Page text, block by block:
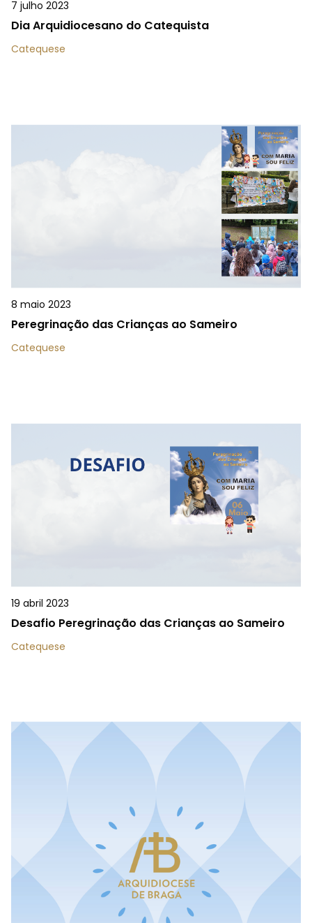
7 julho 2023
Dia Arquidiocesano do Catequista
Catequese
8 maio 2023
Peregrinação das Crianças ao Sameiro
Catequese
19 abril 2023
Desafio Peregrinação das Crianças ao Sameiro
Catequese